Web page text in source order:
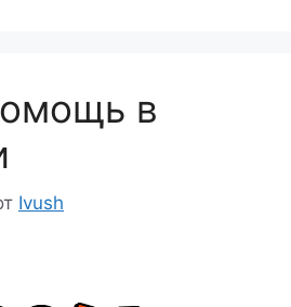
в
Ivush